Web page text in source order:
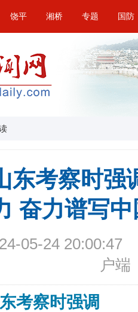
饶平 湘桥 专题 国防
东考察时强
奋力谱写
05-24 20:00:47
户端
考察时强调